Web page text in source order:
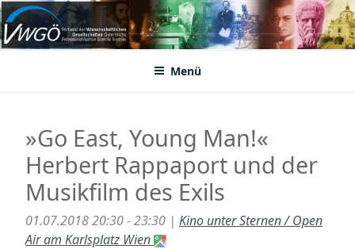
Zum
Inhalt
springenVWGÖ
Federation of Austrian Scientific Societies
Menü
»Go East, Young Man!«
Herbert Rappaport und der
Musikfilm des Exils
01.07.2018 20:30 - 23:30 | Kino unter Sternen / Open
Air am Karlsplatz Wien